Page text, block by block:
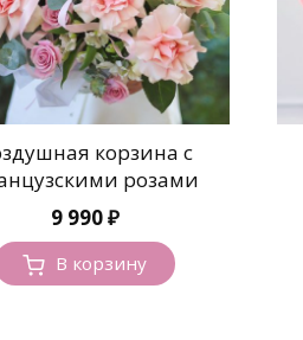
корзина с
розами
9 990₽
В корзину